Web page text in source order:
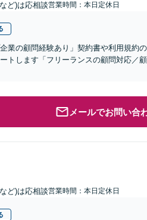
ど)は応相談営業時間：本日定休日
業の顧問経験あり」契約書や利用規約
します「フリーランスの顧問対応／顧
メールでお問い合
ど)は応相談営業時間：本日定休日